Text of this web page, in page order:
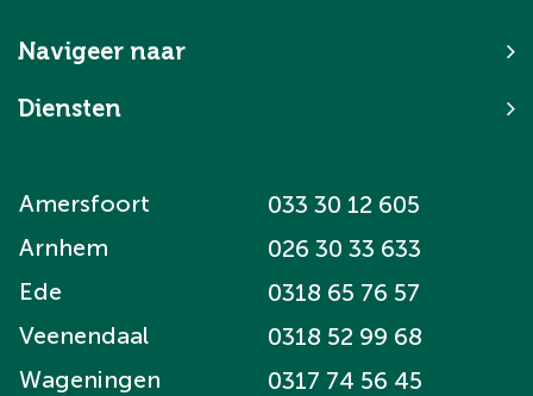
Navigeer naar
Diensten
Amersfoort
033 30 12 605
Arnhem
026 30 33 633
Ede
0318 65 76 57
Veenendaal
0318 52 99 68
Wageningen
0317 74 56 45